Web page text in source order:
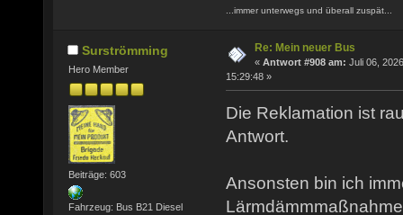
...immer unterwegs und überall zuspät...
Surströmming
Hero Member
Beiträge: 603
Fahrzeug: Bus B21 Diesel
Re: Mein neuer Bus
« Antwort #908 am: Juli 06,
15:29:48 »
Die Reklamation ist
Antwort.
Ansonsten bin ich